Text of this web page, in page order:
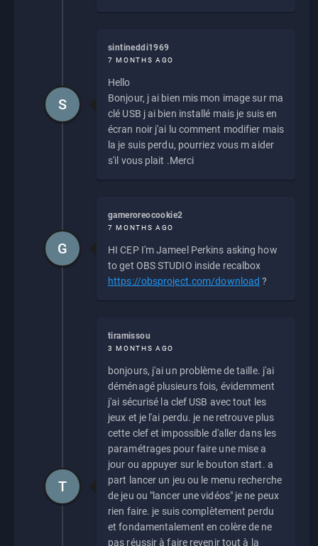
sintineddi1969
7 MONTHS AGO
Hello
Bonjour, j ai bien mis mon image sur ma
clé USB j ai bien installé mais je suis en
écran noir j'ai lu comment modifier mais
la je suis perdu, pourriez vous m aider
s'il vous plait .Merci
S
gameroreocookie2
7 MONTHS AGO
HI CEP I'm Jameel Perkins asking how
to get OBS STUDIO inside recalbox
https://obsproject.com/download ?
G
tiramissou
3 MONTHS AGO
bonjours, j'ai un problème de taille. j'ai
déménagé plusieurs fois, évidemment
j'ai sécurisé la clef USB avec tout les
jeux et je l'ai perdu. je ne retrouve plus
cette clef et impossible d'aller dans les
paramétrages pour faire une mise a
jour ou appuyer sur le bouton start. a
part lancer un jeu ou le menu recherche
de jeu ou "lancer une vidéos" je ne peux
rien faire. je suis complètement perdu
et fondamentalement en colère de ne
pas réussir à faire revenir tout à la
T